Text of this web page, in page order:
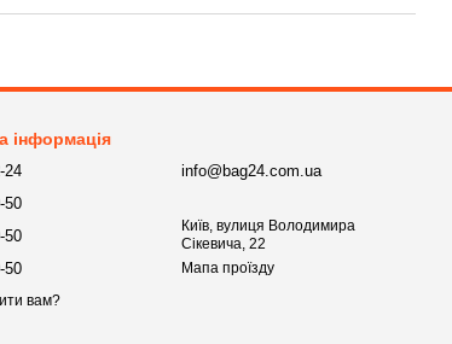
інформація
24
50
50
50
вам?
info@bag24.com.ua
Київ, вулиця Володимира
Сікевича, 22
Мапа проїзду